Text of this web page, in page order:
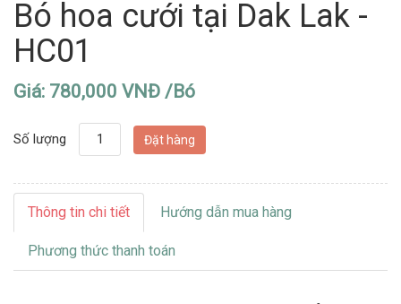
Bó hoa cưới tại Dak Lak -
HC01
Giá: 780,000 VNĐ /Bó
Số lượng
Thông tin chi tiết Hướng dẫn mua hàng
Phương thức thanh toán